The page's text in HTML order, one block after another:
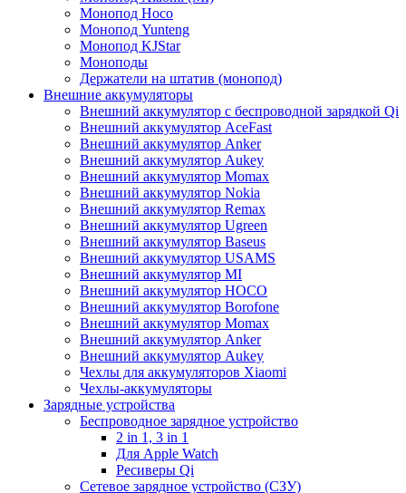
Монопод Hoco
Монопод Yunteng
Монопод KJStar
Моноподы
Держатели на штатив (монопод)
Внешние аккумуляторы
Внешний аккумулятор с беспроводной зарядкой Qi
Внешний аккумулятор AceFast
Внешний аккумулятор Anker
Внешний аккумулятор Aukey
Внешний аккумулятор Momax
Внешний аккумулятор Nokia
Внешний аккумулятор Remax
Внешний аккумулятор Ugreen
Внешний аккумулятор Baseus
Внешний аккумулятор USAMS
Внешний аккумулятор MI
Внешний аккумулятор HOCO
Внешний аккумулятор Borofone
Внешний аккумулятор Momax
Внешний аккумулятор Anker
Внешний аккумулятор Aukey
Чехлы для аккумуляторов Xiaomi
Чехлы-аккумуляторы
Зарядные устройства
Беспроводное зарядное устройство
2 in 1, 3 in 1
Для Apple Watch
Ресиверы Qi
Сетевое зарядное устройство (СЗУ)